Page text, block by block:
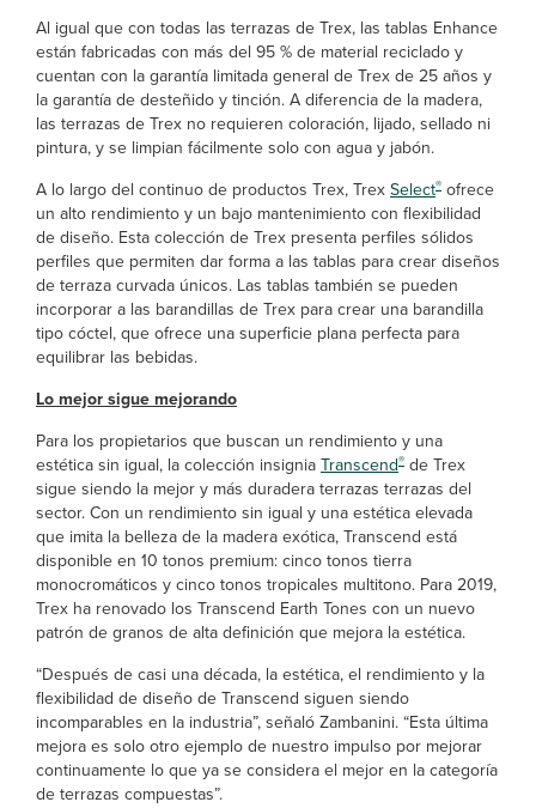
Al igual que con todas las terrazas de Trex, las tablas Enhance
están fabricadas con más del 95 % de material reciclado y
cuentan con la garantía limitada general de Trex de 25 años y
la garantía de desteñido y tinción. A diferencia de la madera,
las terrazas de Trex no requieren coloración, lijado, sellado ni
pintura, y se limpian fácilmente solo con agua y jabón.
A lo largo del continuo de productos Trex, TrexSelect® ofrece
un alto rendimiento y un bajo mantenimiento con flexibilidad
de diseño. Esta colección de Trex presenta perfiles sólidos
perfiles que permiten dar forma a las tablas para crear diseños
de terraza curvada únicos. Las tablas también se pueden
incorporar a las barandillas de Trex para crear una barandilla
tipo cóctel, que ofrece una superficie plana perfecta para
equilibrar las bebidas.
Lo mejor sigue mejorando
Para los propietarios que buscan un rendimiento y una
estética sin igual, la colección insigniaTranscend® de Trex
sigue siendo la mejor y más duradera terrazas terrazas del
sector. Con un rendimiento sin igual y una estética elevada
que imita la belleza de la madera exótica, Transcend está
disponible en 10 tonos premium: cinco tonos tierra
monocromáticos y cinco tonos tropicales multitono. Para 2019,
Trex ha renovado los Transcend Earth Tones con un nuevo
patrón de granos de alta definición que mejora la estética.
“Después de casi una década, la estética, el rendimiento y la
flexibilidad de diseño de Transcend siguen siendo
incomparables en la industria”, señaló Zambanini. “Esta última
mejora es solo otro ejemplo de nuestro impulso por mejorar
continuamente lo que ya se considera el mejor en la categoría
de terrazas compuestas”.